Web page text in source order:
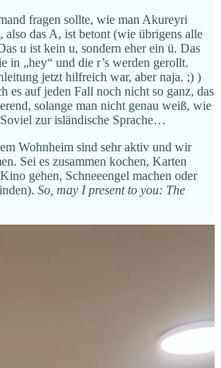
fragen sollte, wie man Akureyri
also das A, ist betont (wie übrigens alle
u ist kein u, sondern eher ein ü. Das
in „hey“ und die r’s werden gerollt.
jetzt hilfreich war, aber naja. ;) )
es auf jeden Fall noch nicht so ganz, das
solange man nicht genau weiß, wie
zur isländische Sprache…
Wohnheim sind sehr aktiv und wir
Sei es zusammen kochen, Karten
gehen, Schneeengel machen oder
So, may I present to you: The